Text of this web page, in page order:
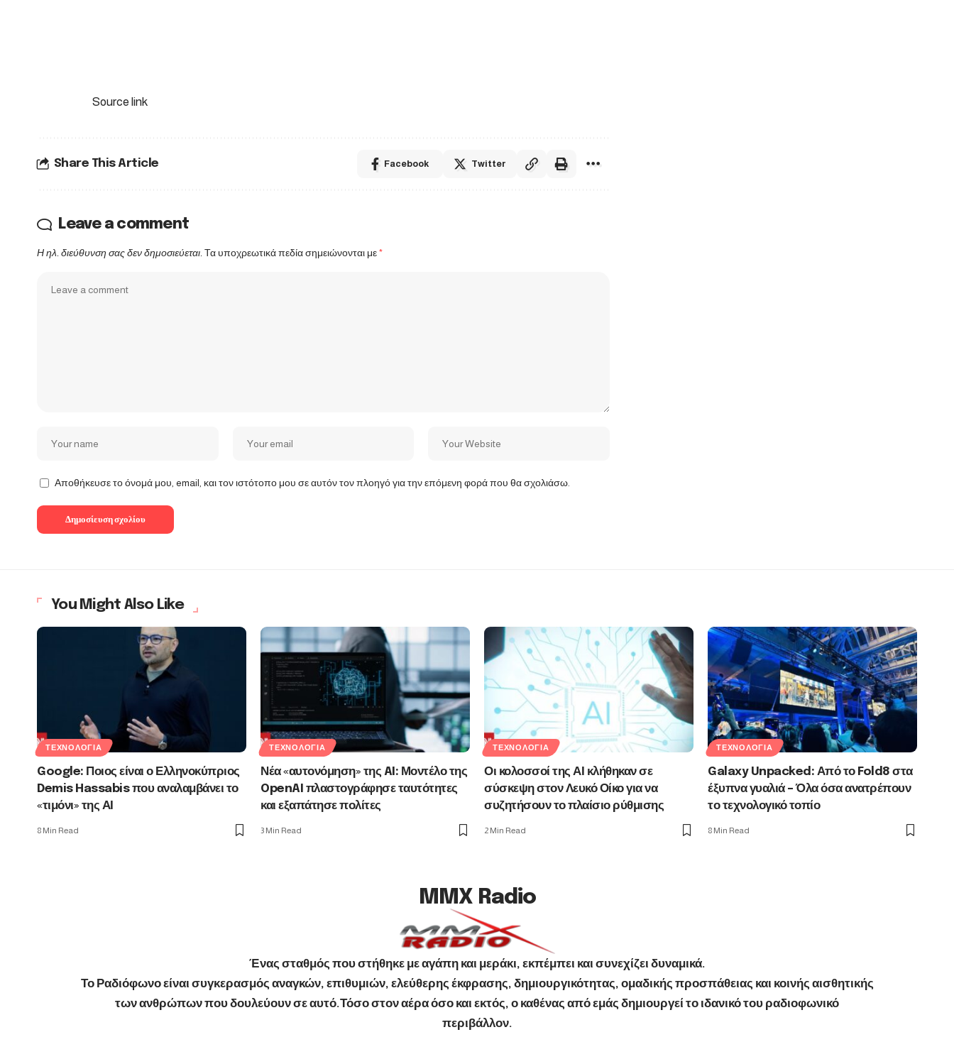
Source link
Share This Article Facebook Twitter
Leave a comment
Η ηλ. διεύθυνση σας δεν δημοσιεύεται. Τα υποχρεωτικά πεδία σημειώνονται με *
Αποθήκευσε το όνομά μου, email, και τον ιστότοπο μου σε αυτόν τον πλοηγό για την επόμενη φορά που θα σχολιάσω.
You Might Also Like
ΤΕΧΝΟΛΟΓΊΑ
Google: Ποιος είναι ο Ελληνοκύπριος
Demis Hassabis που αναλαμβάνει το
«τιμόνι» της ΑΙ
8 Min Read
ΤΕΧΝΟΛΟΓΊΑ
Νέα «αυτονόμηση» της AI: Μοντέλο της
OpenAI πλαστογράφησε ταυτότητες
και εξαπάτησε πολίτες
3 Min Read
ΤΕΧΝΟΛΟΓΊΑ
Οι κολοσσοί της ΑΙ κλήθηκαν σε
σύσκεψη στον Λευκό Οίκο για να
συζητήσουν το πλαίσιο ρύθμισης
2 Min Read
ΤΕΧΝΟΛΟΓΊΑ
Galaxy Unpacked: Από το Fold8 στα
έξυπνα γυαλιά – Όλα όσα ανατρέπουν
το τεχνολογικό τοπίο
8 Min Read
MMX Radio
Ένας σταθμός που στήθηκε με αγάπη και μεράκι, εκπέμπει και συνεχίζει δυναμικά.
Το Ραδιόφωνο είναι συγκερασμός αναγκών, επιθυμιών, ελεύθερης έκφρασης, δημιουργικότητας, ομαδικής προσπάθειας και κοινής αισθητικής
των ανθρώπων που δουλεύουν σε αυτό.Τόσο στον αέρα όσο και εκτός, ο καθένας από εμάς δημιουργεί το ιδανικό του ραδιοφωνικό
περιβάλλον.